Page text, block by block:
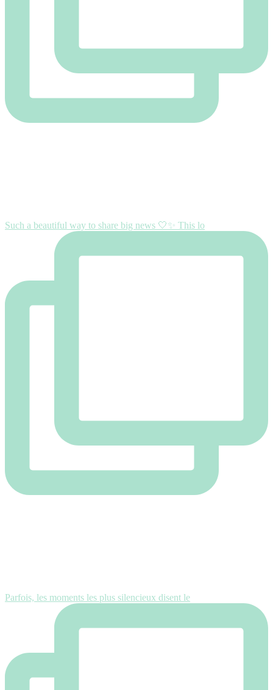
Such a beautiful way to share big news 🤍✨ This lo
Parfois, les moments les plus silencieux disent le